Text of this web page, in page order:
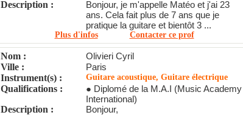
Description :
Bonjour, je m'appelle Matéo et j'ai 23
ans. Cela fait plus de 7 ans que je
pratique la guitare et bientôt 3 ...
Plus d'infos Contacter ce prof
Nom :
Olivieri Cyril
Ville :
Paris
Instrument(s) :
Guitare acoustique, Guitare électrique
Qualifications :
● Diplomé de la M.A.I (Music Academy
International)
Description :
Bonjour,